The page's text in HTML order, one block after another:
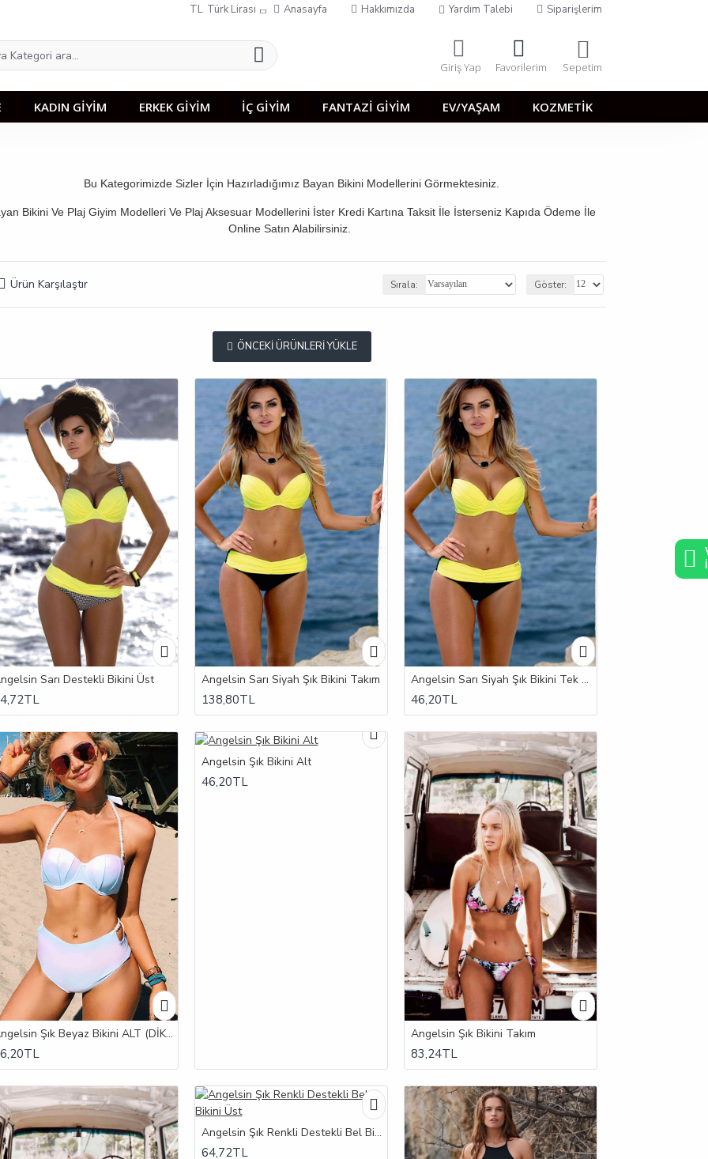
TL Türk Lirası Anasayfa Hakkımızda Yardım Talebi Siparişlerim
Giriş Yap Favorilerim Sepetim
KADIN GİYİM ERKEK GİYİM İÇ GİYİM FANTAZİ GİYİM EV/YAŞAM KOZMETİK
Bu Kategorimizde Sizler İçin Hazırladığımız Bayan Bikini Modellerini Görmektesiniz.
Bikini Ve Plaj Giyim Modelleri Ve Plaj Aksesuar Modellerini İster Kredi Kartına Taksit İle İsterseniz Kapıda Ödeme İle
Online Satın Alabilirsiniz.
Ürün Karşılaştır Sırala: Göster:
ÖNCEKI ÜRÜNLERI YÜKLE
Sarı Destekli Bikini Üst Angelsin Sarı Siyah Şık Bikini Takım
138,80TL
Angelsin Sarı Siyah Şık Bikini Tek Alt
46,20TL
Angelsin Şık Beyaz Bikini ALT (DİKKAT ÜRÜN BEYAZ RENKLİDİR)
Angelsin Şık Bikini Alt
46,20TL
Angelsin Şık Bikini Takım
83,24TL
Angelsin Şık Renkli Destekli Bel Bikini Üst
64,72TL